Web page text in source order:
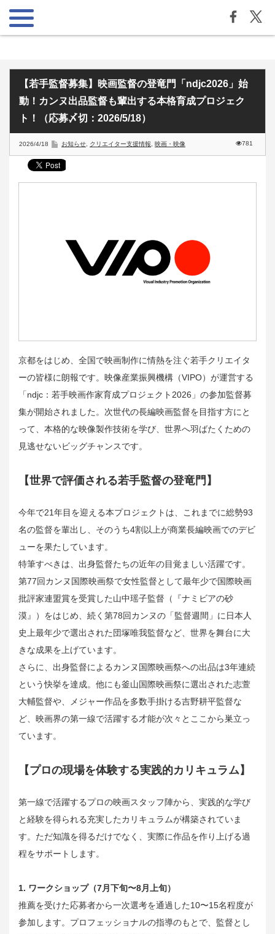
【若手監督募集】映画監督の登竜門「ndjc2026」始
動！カンヌ出品監督も輩出する本格育成プロジェク
ト！（応募〆切：2026/5/18）
2026/4/18 お知らせ クリエイター支援情報 映画・映像 781
京都をはじめ、全国で映画制作に情熱を注ぐ若手クリエイタ
ーの皆様に朗報です。映像産業振興機構（VIPO）が運営する
「ndjc：若手映画作家育成プロジェクト2026」の参加監督募
集が開始されました。次世代の長編映画監督を目指す方にと
って、本格的な映像製作技術を学び、世界へ羽ばたくための
見逃せないビッグチャンスです。
【世界で評価される若手監督の登竜門】
今年で21年目を迎える本プロジェクトは、これまでに総勢93
名の監督を輩出し、そのうち4割以上が商業長編映画でのデビ
ューを果たしています。
特筆すべきは、出身監督たちの近年の目覚ましい活躍です。
第77回カンヌ国際映画祭で女性監督として最年少で国際映画
批評家連盟賞を受賞した山中瑶子監督（『ナミビアの砂
漠』）をはじめ、続く第78回カンヌの「監督週間」に日本人
史上最年少で選出された団塚唯我監督など、世界を舞台に大
きな成果を上げています。
さらに、出身監督によるカンヌ国際映画祭への出品は3年連続
という快挙を達成。他にも釜山国際映画祭に選出された志萱
大輔監督や、メジャー作品を多数手掛ける吉野耕平監督な
ど、映画界の第一線で活躍する才能が次々とここから巣立っ
ています。
【プロの現場を体験する実践的カリキュラム】
第一線で活躍するプロの映画スタッフ陣から、実践的な学び
と経験を得られる充実したカリキュラムが構築されていま
す。ただ知識を得るだけでなく、実際に作品を作り上げる過
程をサポートします。
1. ワークショップ（7月下旬〜8月上旬）
推薦を受けた応募者から一次選考を通過した10〜15名程度が
参加します。プロフェッショナルの指導のもとで、監督とし